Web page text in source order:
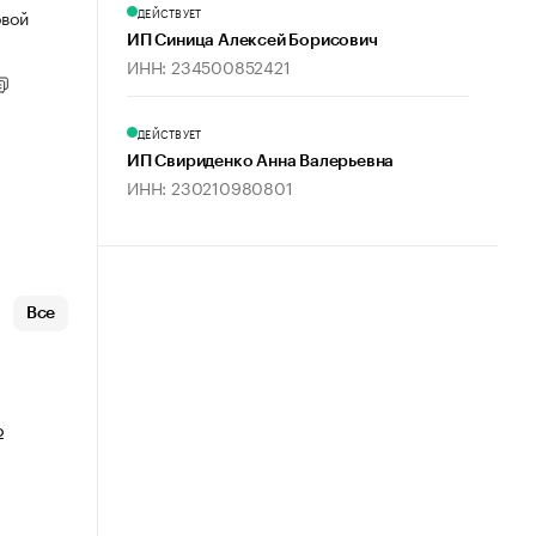
Все
ДЕЙСТВУЕТ
ИП Синица Алексей Борисович
ИНН: 234500852421
ДЕЙСТВУЕТ
ИП Свириденко Анна Валерьевна
ИНН: 230210980801